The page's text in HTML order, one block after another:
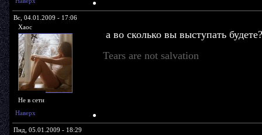
Вс, 04.01.2009 - 17:06
Xaoc
Не в сети
а во сколько вы выступать
Tears are not salvation
Наверх
Пнд, 05.01.2009 - 18:29